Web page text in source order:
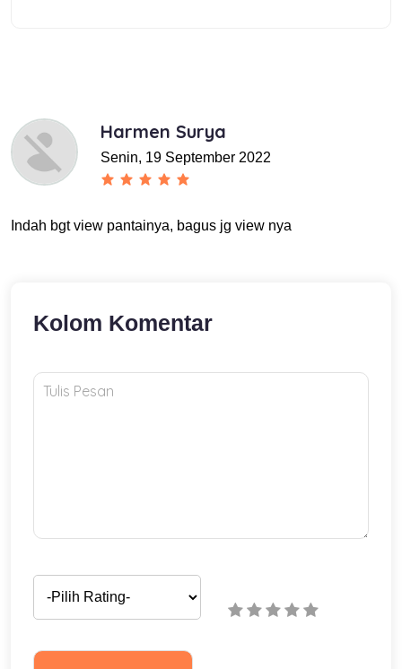
Harmen Surya
Senin, 19 September 2022
Indah bgt view pantainya, bagus jg view nya
Kolom Komentar